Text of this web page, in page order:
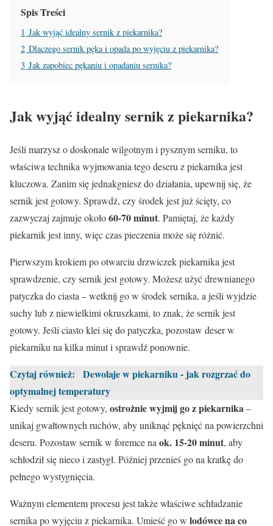
Spis Treści
1 Jak wyjąć idealny sernik z piekarnika?
2 Dlaczego sernik pęka i opada po wyjęciu z piekarnika?
3 Jak zapobiec pękaniu i opadaniu sernika?
Jak wyjąć idealny sernik z piekarnika?
Jeśli marzysz o doskonale wilgotnym i pysznym serniku, to
właściwa technika wyjmowania tego deseru z piekarnika jest
kluczowa. Zanim się jednakgniesz do działania, upewnij się, że
sernik jest gotowy. Sprawdź, czy środek jest już ścięty, co
zazwyczaj zajmuje około60-70 minut. Pamiętaj, że każdy
piekarnik jest inny, więc czas pieczenia może się różnić.
Pierwszym krokiem po otwarciu drzwiczek piekarnika jest
sprawdzenie, czy sernik jest gotowy. Możesz użyć drewnianego
patyczka do ciasta – wetknij go w środek sernika, a jeśli wyjdzie
suchy lub z niewielkimi okruszkami, to znak, że sernik jest
gotowy. Jeśli ciasto klei się do patyczka, pozostaw deser w
piekarniku na kilka minut i sprawdź ponownie.
Czytaj również:
Dewolaje w piekarniku - jak rozgrzać do
optymalnej temperatury
Kiedy sernik jest gotowy, ostrożnie wyjmij go z piekarnika–
unikaj gwałtownych ruchów, aby uniknąć pęknięć na powierzchni
deseru. Pozostaw sernik w foremce na ok. 15-20 minut, aby
schłodził się nieco i zastygł. Później przenieś go na kratkę do
pełnego wystygnięcia.
Ważnym elementem procesu jest także właściwe schładzanie
sernika po wyjęciu z piekarnika. Umieść go w lodówce na co